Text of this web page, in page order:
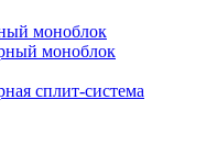
моноблок
моноблок
сплит-система